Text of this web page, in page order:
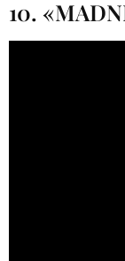
10.